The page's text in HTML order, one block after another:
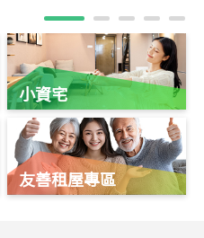
小資宅
友善租屋專區